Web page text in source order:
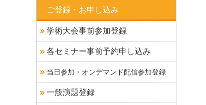
ご登録・お申し込み
学術大会事前参加登録
各セミナー事前予約申し込み
当日参加・オンデマンド配信参加登録
一般演題登録